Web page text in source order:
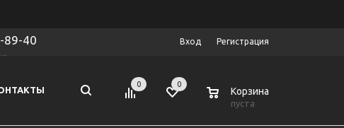
89-40 Вход Регистрация
0 0
Корзина
пуста